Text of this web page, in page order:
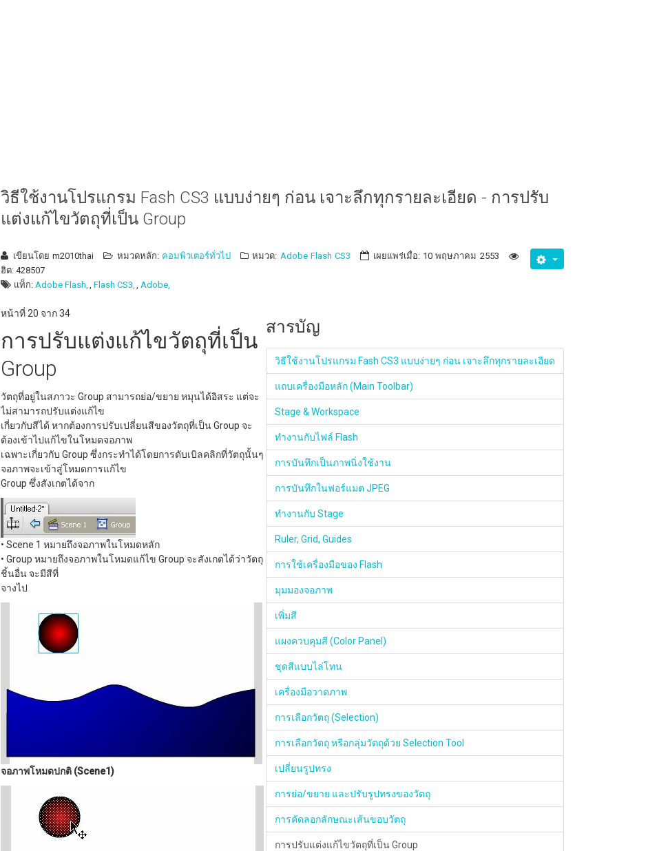
วิธีใช้งานโปรแกรม Fash CS3 แบบง่ายๆ ก่อน เจาะลึกทุกรายละเอียด - การปรับ
แต่งแก้ไขวัตถุที่เป็น Group
เขียนโดย m2010thai หมวดหลัก: คอมพิวเตอร์ทั่วไป หมวด: Adobe Flash CS3
เผยแพร่เมื่อ: 10 พฤษภาคม 2553
ฮิต: 428507
แท็ก: Adobe Flash, Flash CS3, Adobe,
สารบัญ
วิธีใช้งานโปรแกรม Fash CS3 แบบง่ายๆ ก่อน เจาะลึกทุกรายละเอียด
แถบเครื่องมือหลัก (Main Toolbar)
Stage & Workspace
ทำงานกับไฟล์ Flash
การบันทึกเป็นภาพนิ่งใช้งาน
การบันทึกในฟอร์แมต JPEG
ทำงานกับ Stage
Ruler, Grid, Guides
การใช้เครื่องมือของ Flash
มุมมองจอภาพ
เพิ่มสี
แผงควบคุมสี (Color Panel)
ชุดสีแบบไล่โทน
เครื่องมือวาดภาพ
การเลือกวัตถุ (Selection)
การเลือกวัตถุ หรือกลุ่มวัตถุด้วย Selection Tool
เปลี่ยนรูปทรง
การย่อ/ขยาย และปรับรูปทรงของวัตถุ
การคัดลอกลักษณะเส้นขอบวัตถุ
การปรับแต่งแก้ไขวัตถุที่เป็น Group
หน้าที่ 20 จาก 34
การปรับแต่งแก้ไขวัตถุที่เป็น
Group
วัตถุที่อยู่ในสภาวะ Group สามารถย่อ/ขยาย หมุนได้อิสระ แต่จะ
ไม่สามารถปรับแต่งแก้ไข
เกี่ยวกับสีได้ หากต้องการปรับเปลี่ยนสีของวัตถุที่เป็น Group จะ
ต้องเข้าไปแก้ไขในโหมดจอภาพ
เฉพาะเกี่ยวกับ Group ซึ่งกระทำได้โดยการดับเบิลคลิกที่วัตถุนั้นๆ
จอภาพจะเข้าสู่โหมดการแก้ไข
Group ซึ่งสังเกตได้จาก
• Scene 1 หมายถึงจอภาพในโหมดหลัก
• Group หมายถึงจอภาพในโหมดแก้ไข Group จะสังเกตได้ว่าวัตถุ
ชิ้นอื่น จะมีสีที่
จางไป
จอภาพโหมดปกติ (Scene1)